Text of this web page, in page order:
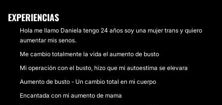
EXPERIENCIAS
Hola me llamo Daniela tengo 24 años soy una mujer trans y quiero
aumentar mis senos.
Me cambio totalmente la vida el aumento de busto
Mi operación con el busto, hizo que mi autoestima se elevara
Aumento de busto - Un cambio total en mi cuerpo
Encantada con mi aumento de mama